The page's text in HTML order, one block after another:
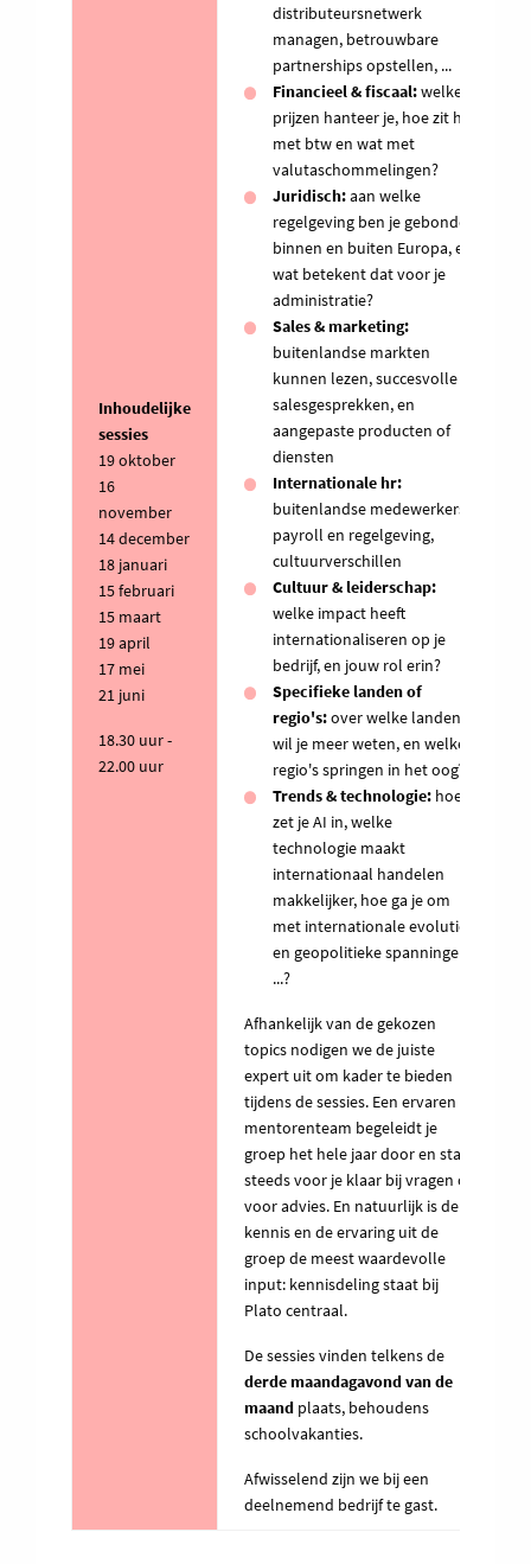
Inhoudelijke
sessies
19 oktober
16
november
14 december
18 januari
15 februari
15 maart
19 april
17 mei
21 juni
18.30 uur -
22.00 uur
distributeursnetwerk
managen, betrouwbare
partnerships opstellen, ...
Financieel & fiscaal:welke
prijzen hanteer je, hoe zit het
met btw en wat met
valutaschommelingen?
Juridisch:aan welke
regelgeving ben je gebonden
binnen en buiten Europa, en
wat betekent dat voor je
administratie?
Sales & marketing:
buitenlandse markten
kunnen lezen, succesvolle
salesgesprekken, en
aangepaste producten of
diensten
Internationale hr:
buitenlandse medewerkers,
payroll en regelgeving,
cultuurverschillen
Cultuur & leiderschap:
welke impact heeft
internationaliseren op je
bedrijf, en jouw rol erin?
Specifieke landen of
regio's:over welke landen
wil je meer weten, en welke
regio's springen in het oog?
Trends & technologie: hoe
zet je AI in, welke
technologie maakt
internationaal handelen
makkelijker, hoe ga je om
met internationale evoluties
en geopolitieke spanningen,
...?
Afhankelijk van de gekozen
topics nodigen we de juiste
expert uit om kader te bieden
tijdens de sessies. Een ervaren
mentorenteam begeleidt je
groep het hele jaar door en staat
steeds voor je klaar bij vragen of
voor advies. En natuurlijk is de
kennis en de ervaring uit de
groep de meest waardevolle
input: kennisdeling staat bij
Plato centraal.
De sessies vinden telkens de
derde maandagavond van de
maand plaats, behoudens
schoolvakanties.
Afwisselend zijn we bij een
deelnemend bedrijf te gast.